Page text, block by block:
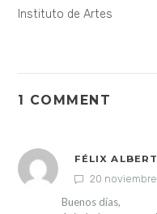
Instituto de Artes
1 COMMENT
FÉLIX
20 noviembre,
Buenos días,